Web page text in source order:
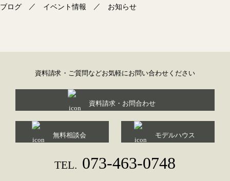
ブログ ／ イベント情報 ／ お知らせ
資料請求・ご質問などお気軽にお問い合わせください
資料請求・お問合わせ
無料相談会 モデルハウス
TEL. 073-463-0748